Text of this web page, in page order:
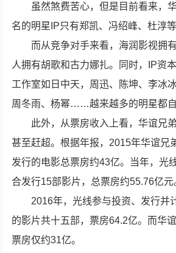
虽然煞费苦心，但是目前看来，
名的明星IP只有郑凯、冯绍峰、杜淳等
而从竞争对手来看，海润影视拥
人拥有胡歌和古力娜扎。同时，IP资
工作室如日中天，周迅、陈坤、李冰
周冬雨、杨幂……越来越多的明星都自
此外，从票房收入上看，华谊兄
甚至赶超。根据年报，2015年华谊兄
发行的电影总票房约43亿。当年，光
合发行15部影片，总票房约55.76亿元
2016年，光线参与投资、发行并
的影片共十五部，票房64.2亿。而华
票房仅约31亿。